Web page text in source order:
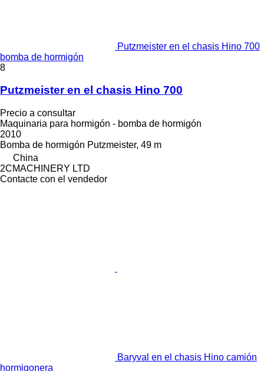
Putzmeister en el chasis Hino 700
bomba de hormigón
8
Putzmeister en el chasis Hino 700
Precio a consultar
Maquinaria para hormigón - bomba de hormigón
2010
Bomba de hormigón Putzmeister, 49 m
China
2CMACHINERY LTD
Contacte con el vendedor
Baryval en el chasis Hino camión
hormigonera